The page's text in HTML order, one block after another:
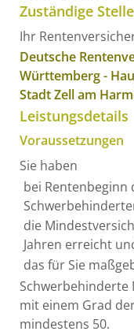
Zuständige Stelle
Ihr
Deutsche
Württemberg -
Stadt Zell am
Leistungsdetails
Voraussetzungen
Sie haben
bei Rentenbeginn
die
Jahren erreicht
das für Sie
Schwerbehinderte
mit einem Grad
mindestens 50.